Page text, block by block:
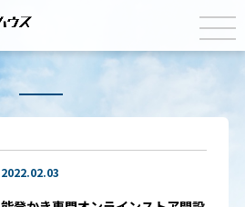
2022.02.03